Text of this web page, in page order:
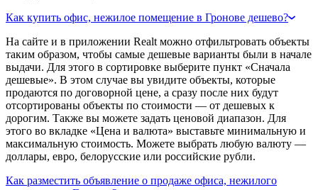
Как купить офис, нежилое помещение в Гронове дешево?
На сайте и в приложении Realt можно отфильтровать объекты
таким образом, чтобы самые дешевые варианты были в начале
выдачи. Для этого в сортировке выберите пункт «Сначала
дешевые». В этом случае вы увидите объекты, которые
продаются по договорной цене, а сразу после них будут
отсортированы объекты по стоимости — от дешевых к
дорогим. Также вы можете задать ценовой диапазон. Для
этого во вкладке «Цена и валюта» выставьте минимальную и
максимальную стоимость. Можете выбрать любую валюту —
доллары, евро, белорусские или российские рубли.
Как разместить объявление о продаже офиса, нежилого